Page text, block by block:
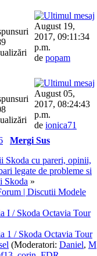
August 19,
2017, 09:11:34
p.m.
de popam
August 05,
2017, 08:24:43
p.m.
de ionica71
Mergi Sus
Skoda cu pareri, opinii,
legate de probleme si
Skoda »
| Discutii Modele
I / Skoda Octavia Tour
1 / Skoda Octavia Tour
(Moderatori: Daniel, M